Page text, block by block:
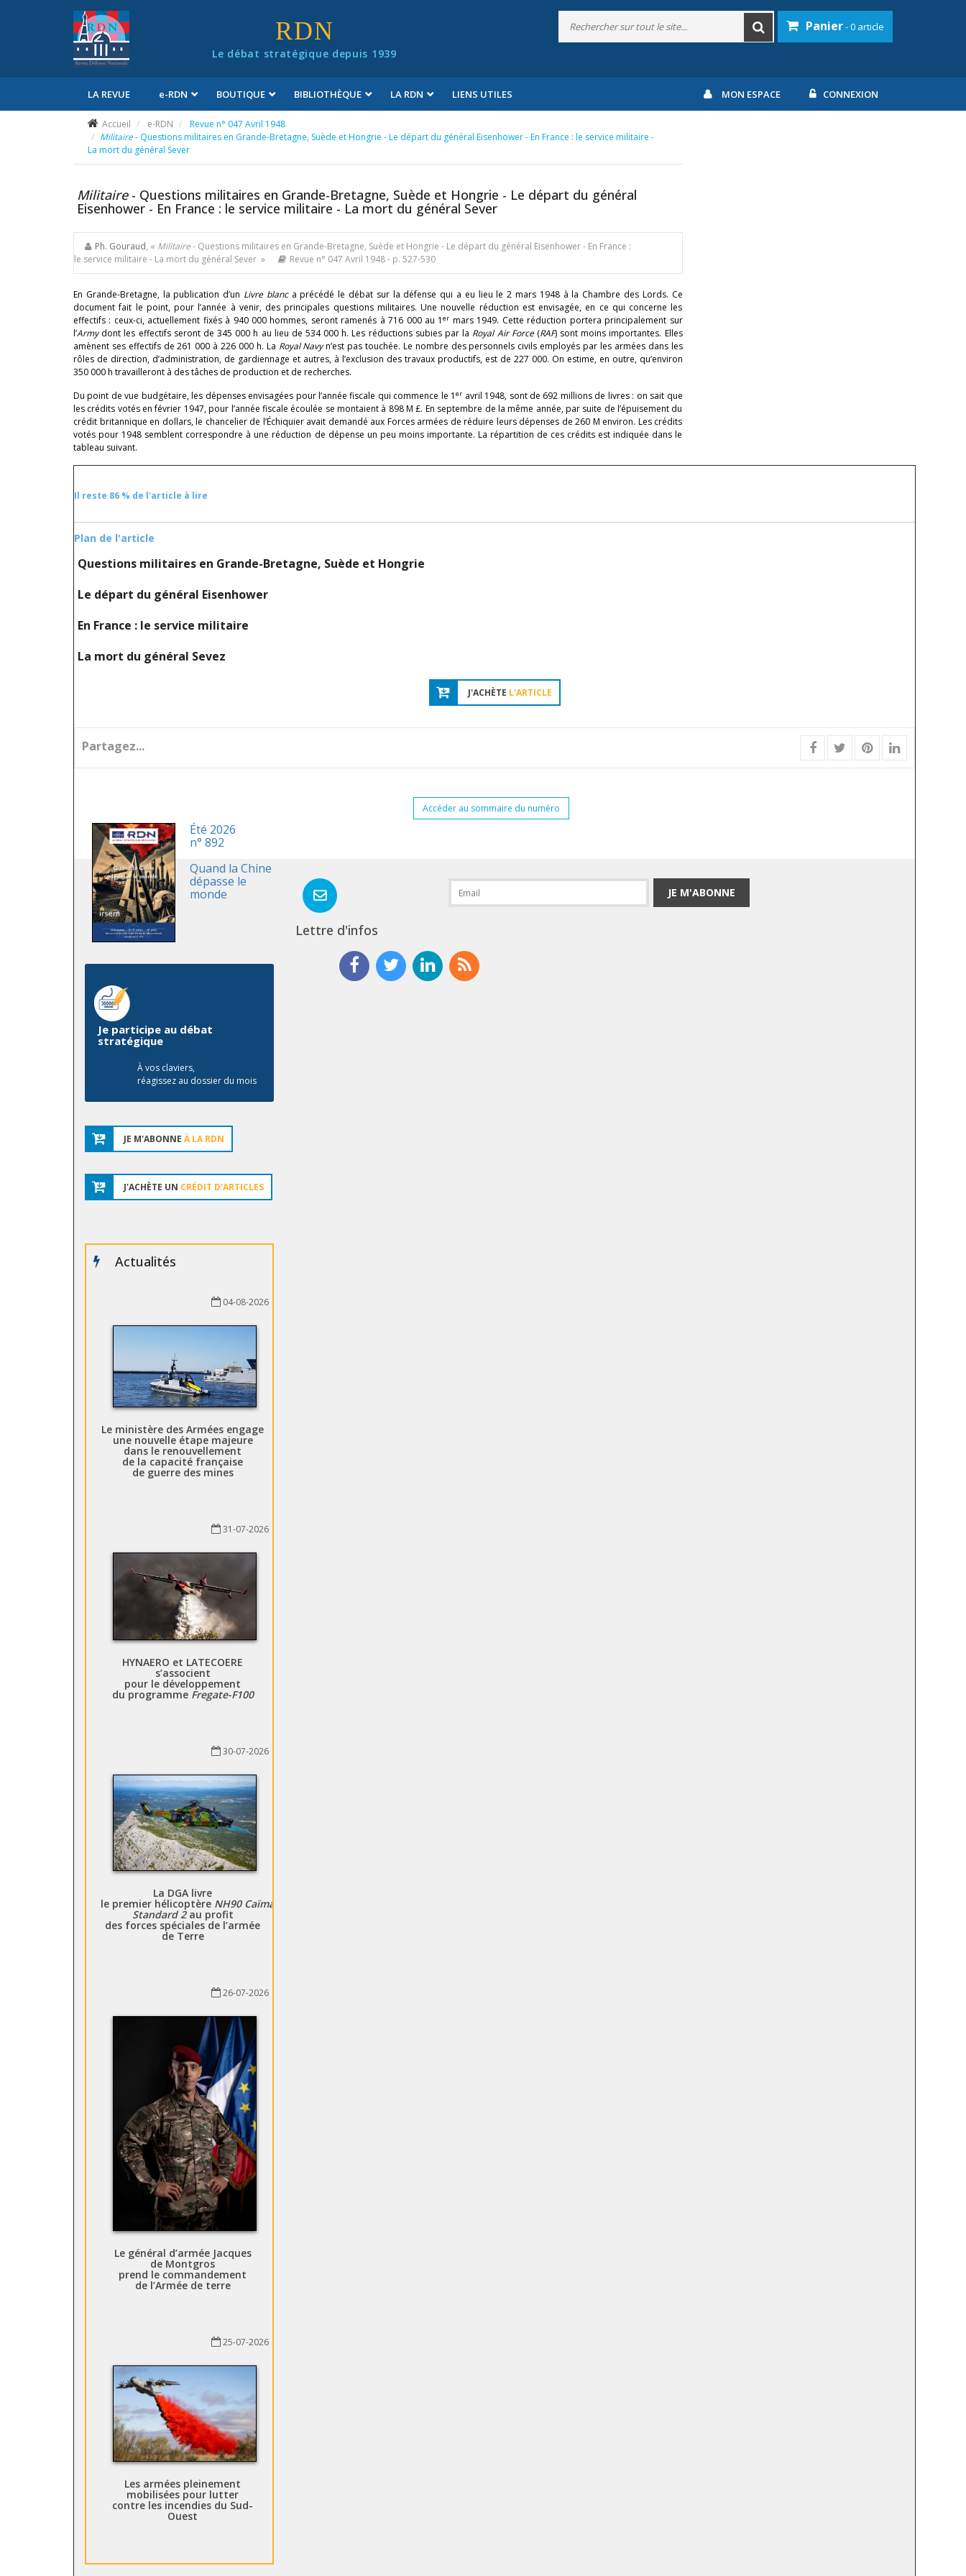
RDN
Le débat stratégique depuis 1939
Panier- 0 article
LA REVUE e-RDN BOUTIQUE BIBLIOTHÈQUE LA RDN LIENS UTILES MON ESPACE CONNEXION
Accueil e-RDN
Revue n° 047 Avril 1948
Militaire- Questions militaires en Grande-Bretagne, Suède et Hongrie - Le départ du général Eisenhower - En France : le service militaire -
La mort du général Sever
Militaire - Questions militaires en Grande-Bretagne, Suède et Hongrie - Le départ du général
Eisenhower - En France : le service militaire - La mort du général Sever
Ph. Gouraud, « Militaire- Questions militaires en Grande-Bretagne, Suède et Hongrie - Le départ du général Eisenhower - En France :
le service militaire - La mort du général Sever »
Revue n° 047 Avril 1948- p. 527-530
En Grande-Bretagne, la publication d’un Livre blanca précédé le débat sur la défense qui a eu lieu le 2 mars 1948 à la Chambre des Lords. Ce
document fait le point, pour l’année à venir, des principales questions militaires. Une nouvelle réduction est envisagée, en ce qui concerne les
effectifs : ceux-ci, actuellement fixés à 940 000 hommes, seront ramenés à 716 000 au 1er mars 1949. Cette réduction portera principalement sur
l’Armydont les effectifs seront de 345 000 h au lieu de 534 000 h. Les réductions subies par la Royal Air Force (RAF) sont moins importantes. Elles
amènent ses effectifs de 261 000 à 226 000 h. La Royal Navyn’est pas touchée. Le nombre des personnels civils employés par les armées dans les
rôles de direction, d’administration, de gardiennage et autres, à l’exclusion des travaux productifs, est de 227 000. On estime, en outre, qu’environ
350 000 h travailleront à des tâches de production et de recherches.
Du point de vue budgétaire, les dépenses envisagées pour l’année fiscale qui commence le 1er avril 1948, sont de 692 millions de livres : on sait que
les crédits votés en février 1947, pour l’année fiscale écoulée se montaient à 898 M £. En septembre de la même année, par suite de l’épuisement du
crédit britannique en dollars, le chancelier de l’Échiquier avait demandé aux Forces armées de réduire leurs dépenses de 260 M environ. Les crédits
votés pour 1948 semblent correspondre à une réduction de dépense un peu moins importante. La répartition de ces crédits est indiquée dans le
tableau suivant.
Il reste 86 % de l'article à lire
Plan de l'article
Questions militaires en Grande-Bretagne, Suède et Hongrie
Le départ du général Eisenhower
En France : le service militaire
La mort du général Sevez
J'ACHÈTE L'ARTICLE
Partagez...
Accéder au sommaire du numéro
Été 2026
n° 892
Quand la Chine
dépasse le
monde
Je participe au débat
stratégique
À vos claviers,
réagissez au dossier du mois
JE M'ABONNE À LA RDN
J'ACHÈTE UN CRÉDIT D'ARTICLES
Actualités
04-08-2026
Le ministère des Armées engage
une nouvelle étape majeure
dans le renouvellement
de la capacité française
de guerre des mines
31-07-2026
HYNAERO et LATECOERE
s’associent
pour le développement
du programme Fregate-F100
30-07-2026
La DGA livre
le premier hélicoptère NH90 Caïman
Standard 2au profit
des forces spéciales de l’armée
de Terre
26-07-2026
Le général d’armée Jacques
de Montgros
prend le commandement
de l’Armée de terre
25-07-2026
Les armées pleinement
mobilisées pour lutter
contre les incendies du Sud-
Ouest
Lettre d'infos
JE M'ABONNE